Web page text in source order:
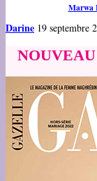
Marwa
Darine 19 septembre